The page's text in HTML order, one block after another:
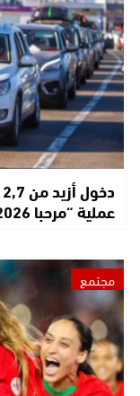
عملية “مرحبا 2026”
مجتمع